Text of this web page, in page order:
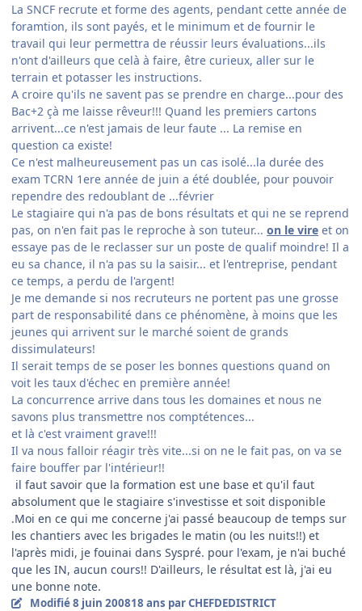
La SNCF recrute et forme des agents, pendant cette année de
foramtion, ils sont payés, et le minimum et de fournir le
travail qui leur permettra de réussir leurs évaluations...ils
n'ont d'ailleurs que celà à faire, être curieux, aller sur le
terrain et potasser les instructions.
A croire qu'ils ne savent pas se prendre en charge...pour des
Bac+2 çà me laisse rêveur!!! Quand les premiers cartons
arrivent...ce n'est jamais de leur faute ... La remise en
question ca existe!
Ce n'est malheureusement pas un cas isolé...la durée des
exam TCRN 1ere année de juin a été doublée, pour pouvoir
rependre des redoublant de ...février
Le stagiaire qui n'a pas de bons résultats et qui ne se reprend
pas, on n'en fait pas le reproche à son tuteur... on le vire et on
essaye pas de le reclasser sur un poste de qualif moindre! Il a
eu sa chance, il n'a pas su la saisir... et l'entreprise, pendant
ce temps, a perdu de l'argent!
Je me demande si nos recruteurs ne portent pas une grosse
part de responsabilité dans ce phénomène, à moins que les
jeunes qui arrivent sur le marché soient de grands
dissimulateurs!
Il serait temps de se poser les bonnes questions quand on
voit les taux d'échec en première année!
La concurrence arrive dans tous les domaines et nous ne
savons plus transmettre nos comptétences...
et là c'est vraiment grave!!!
Il va nous falloir réagir très vite...si on ne le fait pas, on va se
faire bouffer par l'intérieur!!
il faut savoir que la formation est une base et qu'il faut
absolument que le stagiaire s'investisse et soit disponible
.Moi en ce qui me concerne j'ai passé beaucoup de temps sur
les chantiers avec les brigades le matin (ou les nuits!!) et
l'après midi, je fouinai dans Syspré. pour l'exam, je n'ai buché
que les IN, aucun cours!! D'ailleurs, le résultat est là, j'ai eu
une bonne note.
Modifié8 juin 200818 ans par CHEFDEDISTRICT